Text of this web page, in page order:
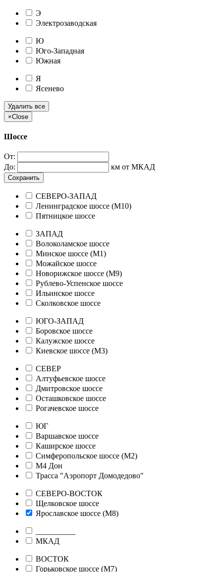
Э
Электрозаводская
Ю
Юго-Западная
Южная
Я
Ясенево
Удалить все
×Close
Шоссе
От:
До:
км от МКАД
Сохранить
СЕВЕРО-ЗАПАД
Ленинградское шоссе (М10)
Пятницкое шоссе
ЗАПАД
Волоколамское шоссе
Минское шоссе (М1)
Можайское шоссе
Новорижское шоссе (М9)
Рублево-Успенское шоссе
Ильинское шоссе
Сколковское шоссе
ЮГО-ЗАПАД
Боровское шоссе
Калужское шоссе
Киевское шоссе (М3)
СЕВЕР
Алтуфьевское шоссе
Дмитровское шоссе
Осташковское шоссе
Рогачевское шоссе
ЮГ
Варшавское шоссе
Каширское шоссе
Симферопольское шоссе (М2)
М4 Дон
Трасса "Аэропорт Домодедово"
СЕВЕРО-ВОСТОК
Щелковское шоссе
Ярославское шоссе (М8)
МКАД
ВОСТОК
Горьковское шоссе (М7)